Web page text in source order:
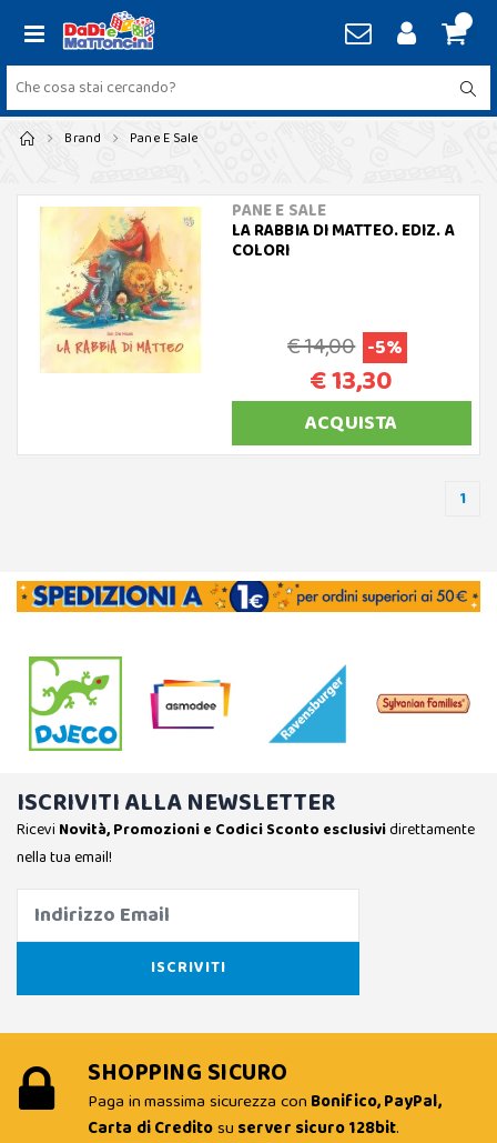
Brand Pane E Sale
PANE E SALE
LA RABBIA DI MATTEO. EDIZ. A
COLORI
€ 14,00 -5%
€ 13,30
ACQUISTA
1
ISCRIVITI ALLA NEWSLETTER
Ricevi Novità, Promozioni e Codici Sconto esclusividirettamente
nella tua email!
SHOPPING SICURO
Paga in massima sicurezza con Bonifico, PayPal,
Carta di Creditosu server sicuro 128bit.